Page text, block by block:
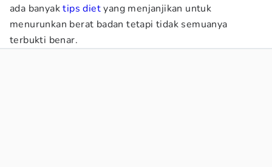
ada banyaktips dietyang menjanjikan untuk
menurunkan berat badan tetapi tidak semuanya
terbukti benar.